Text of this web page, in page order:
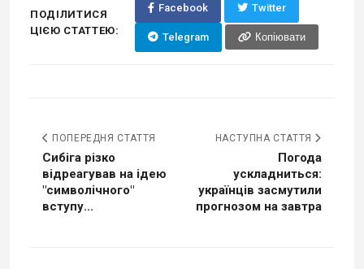
ПОДІЛИТИСЯ
ЦІЄЮ СТАТТЕЮ:
Facebook Twitter
Telegram Копіювати
ПОПЕРЕДНЯ СТАТТЯ
Сибіга різко
відреагував на ідею
"символічного"
вступу...
НАСТУПНА СТАТТЯ
Погода
ускладниться:
українців засмутили
прогнозом на завтра